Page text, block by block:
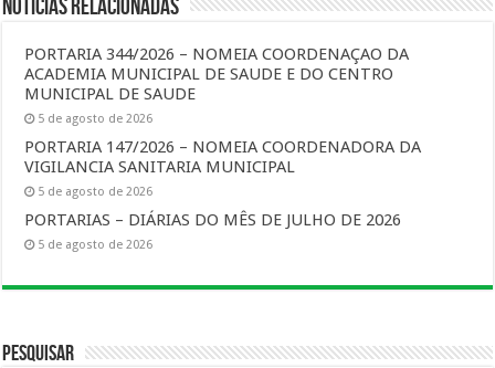
Notícias Relacionadas
PORTARIA 344/2026 – NOMEIA COORDENAÇAO DA
ACADEMIA MUNICIPAL DE SAUDE E DO CENTRO
MUNICIPAL DE SAUDE
5 de agosto de 2026
PORTARIA 147/2026 – NOMEIA COORDENADORA DA
VIGILANCIA SANITARIA MUNICIPAL
5 de agosto de 2026
PORTARIAS – DIÁRIAS DO MÊS DE JULHO DE 2026
5 de agosto de 2026
Pesquisar